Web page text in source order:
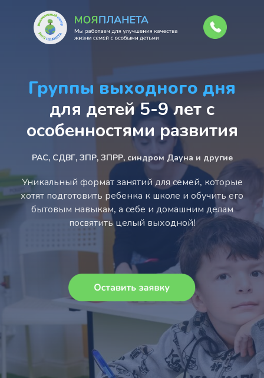
Группы выходного дня
для детей 5-9 лет с
особенностями развития
РАС, СДВГ, ЗПР, ЗПРР, синдром Дауна и другие
Уникальный формат занятий для семей, которые
хотят подготовить ребенка к школе и обучить его
бытовым навыкам, а себе и домашним делам
посвятить целый выходной!